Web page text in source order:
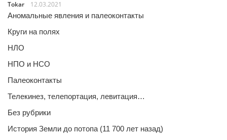
Tokar
12.03.2021
Аномальные явления и палеоконтакты
Круги на полях
НЛО
НПО и НСО
Палеоконтакты
Телекинез, телепортация, левитация…
Без рубрики
История Земли до потопа (11 700 лет назад)